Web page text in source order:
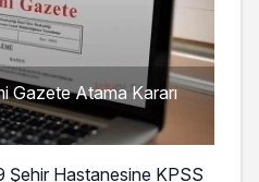
Gazete Atama Kararı
Şehir Hastanesine KPSS